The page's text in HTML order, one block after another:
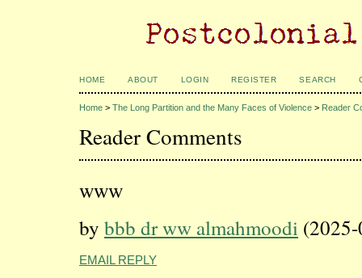
HOME ABOUT LOGIN REGISTER SEARCH
Home > The Long Partition and the Many Faces of Violence > Reader
Reader Comments
www
by bbb dr ww almahmoodi
EMAIL REPLY